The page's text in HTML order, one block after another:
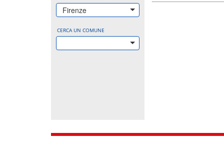
Firenze
CERCA UN COMUNE